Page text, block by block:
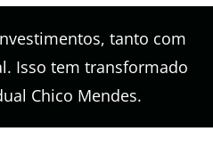
tanto com
Isso tem transformado
Chico Mendes.